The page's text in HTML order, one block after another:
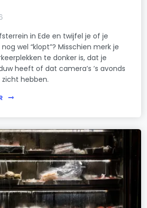
in Ede en twijfel je of je
wel “klopt”? Misschien merk je
te donker is, dat je
heeft of dat camera’s ’s avonds
hebben.